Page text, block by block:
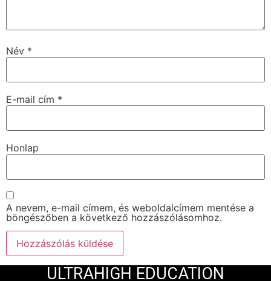
Név *
E-mail cím *
Honlap
A nevem, e-mail címem, és weboldalcímem mentése a
böngészőben a következő hozzászólásomhoz.
ULTRAHIGH EDUCATION